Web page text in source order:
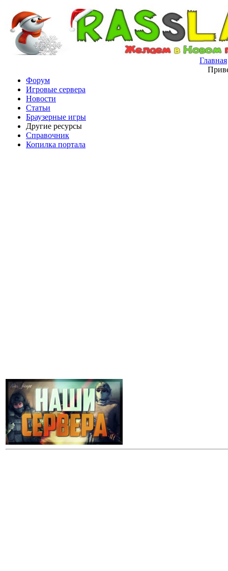
Главная
Форум
Игровые сервера
Новости
Статьи
Браузерные игры
Другие ресурсы
Справочник
Копилка портала